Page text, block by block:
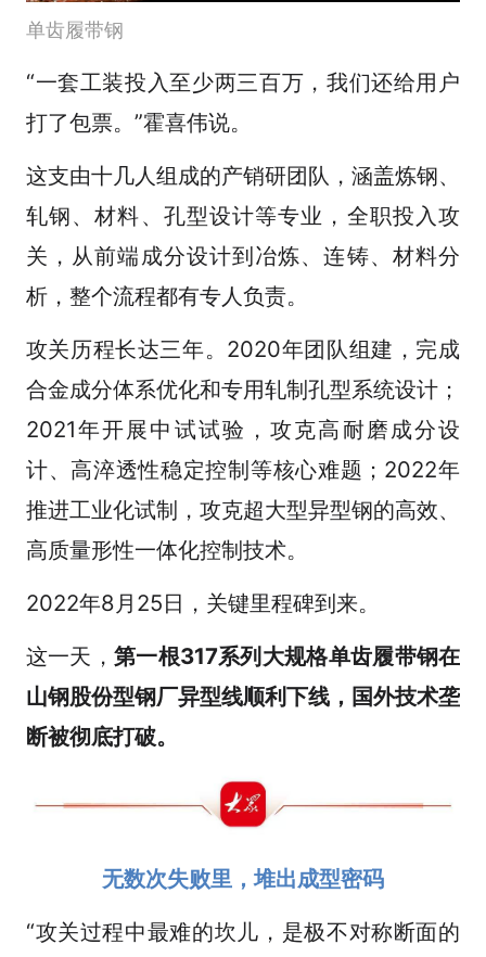
单齿履带钢
“一套工装投入至少两三百万，我们还给用户
打了包票。”霍喜伟说。
这支由十几人组成的产销研团队，涵盖炼钢、
轧钢、材料、孔型设计等专业，全职投入攻
关，从前端成分设计到冶炼、连铸、材料分
析，整个流程都有专人负责。
攻关历程长达三年。2020年团队组建，完成
合金成分体系优化和专用轧制孔型系统设计；
2021年开展中试试验，攻克高耐磨成分设
计、高淬透性稳定控制等核心难题；2022年
推进工业化试制，攻克超大型异型钢的高效、
高质量形性一体化控制技术。
2022年8月25日，关键里程碑到来。
这一天，第一根317系列大规格单齿履带钢在
山钢股份型钢厂异型线顺利下线，国外技术垄
断被彻底打破。
无数次失败里，堆出成型密码
“攻关过程中最难的坎儿，是极不对称断面的